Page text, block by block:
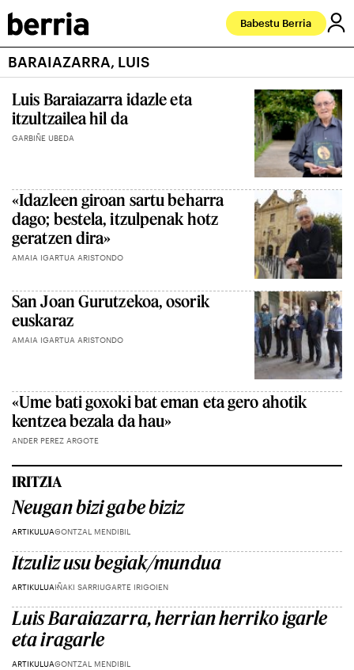
Babestu Berria
BARAIAZARRA, LUIS
Luis Baraiazarra idazle eta
itzultzailea hil da
GARBIÑE UBEDA
«Idazleen giroan sartu beharra
dago; bestela, itzulpenak hotz
geratzen dira»
AMAIA IGARTUA ARISTONDO
San Joan Gurutzekoa, osorik
euskaraz
AMAIA IGARTUA ARISTONDO
«Ume bati goxoki bat eman eta gero ahotik
kentzea bezala da hau»
ANDER PEREZ ARGOTE
IRITZIA
Neugan bizi gabe biziz
ARTIKULUAGONTZAL MENDIBIL
Itzuliz usu begiak/mundua
ARTIKULUAIÑAKI SARRIUGARTE IRIGOIEN
Luis Baraiazarra, herrian herriko igarle
eta iragarle
ARTIKULUAGONTZAL MENDIBIL